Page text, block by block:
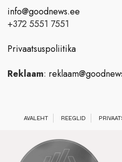
info@goodnews.ee
+372 5551 7551
Privaatsuspoliitika
Reklaam:
AVALEHT REEGLID